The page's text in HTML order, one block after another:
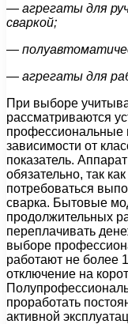
— агрегаты для
сваркой;
—
— агрегаты для
При выборе
рассматриваются
профессиональные
зависимости от
показатель.
обязательно, так
потребоваться
сварка. Бытовые
продолжительных
переплачивать
выборе
работают не более
отключение на
проработать
активной